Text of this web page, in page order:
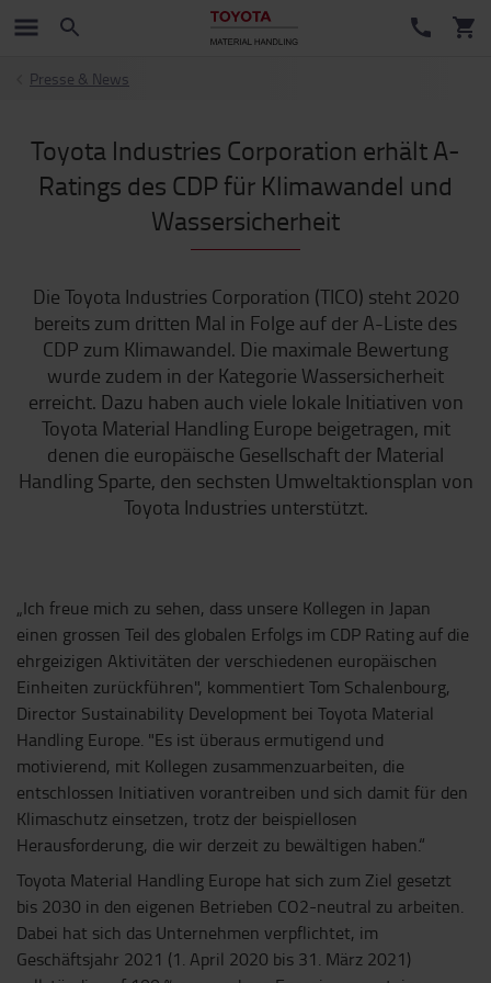
Presse & News
Toyota Industries Corporation erhält A-
Ratings des CDP für Klimawandel und
Wassersicherheit
Die Toyota Industries Corporation (TICO) steht 2020
bereits zum dritten Mal in Folge auf der A-Liste des
CDP zum Klimawandel. Die maximale Bewertung
wurde zudem in der Kategorie Wassersicherheit
erreicht. Dazu haben auch viele lokale Initiativen von
Toyota Material Handling Europe beigetragen, mit
denen die europäische Gesellschaft der Material
Handling Sparte, den sechsten Umweltaktionsplan von
Toyota Industries unterstützt.
„Ich freue mich zu sehen, dass unsere Kollegen in Japan
einen grossen Teil des globalen Erfolgs im CDP Rating auf die
ehrgeizigen Aktivitäten der verschiedenen europäischen
Einheiten zurückführen", kommentiert Tom Schalenbourg,
Director Sustainability Development bei Toyota Material
Handling Europe. "Es ist überaus ermutigend und
motivierend, mit Kollegen zusammenzuarbeiten, die
entschlossen Initiativen vorantreiben und sich damit für den
Klimaschutz einsetzen, trotz der beispiellosen
Herausforderung, die wir derzeit zu bewältigen haben.“
Toyota Material Handling Europe hat sich zum Ziel gesetzt
bis 2030 in den eigenen Betrieben CO2-neutral zu arbeiten.
Dabei hat sich das Unternehmen verpflichtet, im
Geschäftsjahr 2021 (1. April 2020 bis 31. März 2021)